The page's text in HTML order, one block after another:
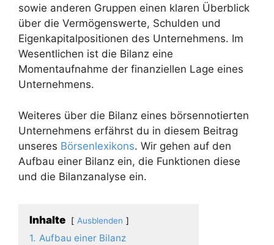
sowie anderen Gruppen einen klaren Überblick
über die Vermögenswerte, Schulden und
Eigenkapitalpositionen des Unternehmens. Im
Wesentlichen ist die Bilanz eine
Momentaufnahme der finanziellen Lage eines
Unternehmens.
Weiteres über die Bilanz eines börsennotierten
Unternehmens erfährst du in diesem Beitrag
unseres Börsenlexikons. Wir gehen auf den
Aufbau einer Bilanz ein, die Funktionen diese
und die Bilanzanalyse ein.
Inhalte Ausblenden
1. Aufbau einer Bilanz